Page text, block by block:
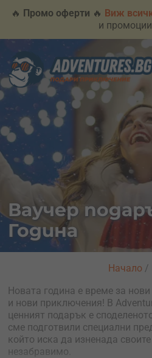
🔥 Промо оферти 🔥 Виж
и промоции
Ваучер
Година
Новата година е време за
и нови приключения! В
ценният подарък е
сме подготвили специални
който иска да изненада
незабравимо.
Начало /